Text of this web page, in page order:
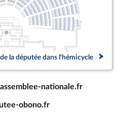
la députée dans l'hémicycle
nationale.fr
obono.fr